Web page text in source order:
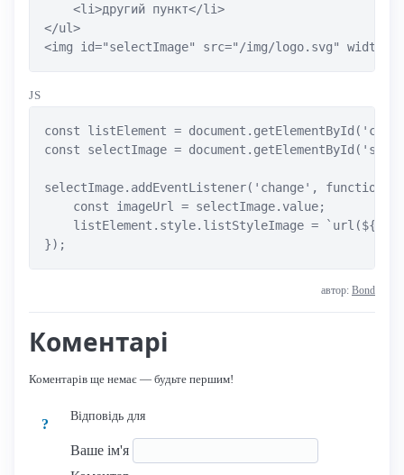
    <li>другий пункт</li>
</ul>
<img id="selectImage" src="/img/logo.svg"
JS
const listElement =
const selectImage =
selectImage.addEventListener('change',
    const imageUrl = selectImage.value;
listElement.style.listStyleImage =
});
автор: Bond
Коментарі
Коментарів ще немає — будьте першим!
?
Відповідь для
Ваше ім'я